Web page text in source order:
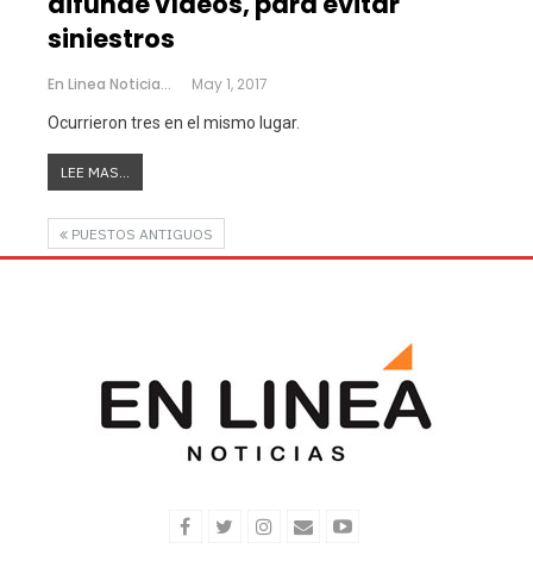
siniestros
En Linea Noticias May 1, 2017
Ocurrieron tres en el mismo lugar.
LEE MAS...
PUESTOS ANTIGUOS